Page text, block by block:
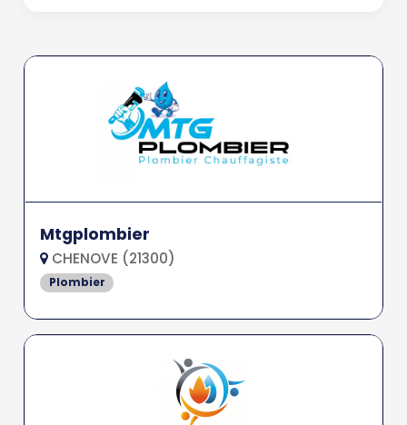
Mtgplombier
CHENOVE (21300)
Plombier